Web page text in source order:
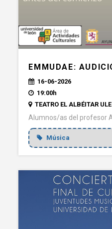
EMMUDAE:
16-06-2026
19:00h
TEATRO EL ALBÉITAR ULE
Alumnos/as del profesor
Música